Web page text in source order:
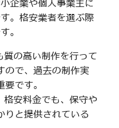
企業や個人事業主に
。格安業者を選ぶ際
。
の高い制作を行って
ので、過去の制作実
です。
安料金でも、保守や
りと提供されている